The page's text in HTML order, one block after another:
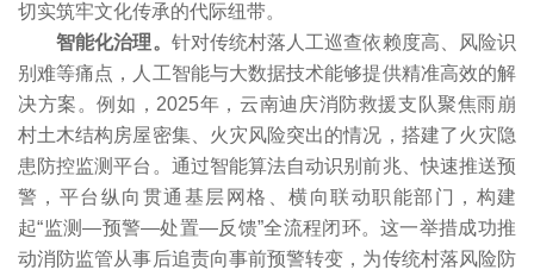
切实筑牢文化传承的代际纽带。
智能化治理。 针对传统村落人工巡查依赖度高、风险识
别难等痛点，人工智能与大数据技术能够提供精准高效的解
决方案。例如，2025年，云南迪庆消防救援支队聚焦雨崩
村土木结构房屋密集、火灾风险突出的情况，搭建了火灾隐
患防控监测平台。通过智能算法自动识别前兆、快速推送预
警，平台纵向贯通基层网格、横向联动职能部门，构建
起“监测—预警—处置—反馈”全流程闭环。这一举措成功推
动消防监管从事后追责向事前预警转变，为传统村落风险防